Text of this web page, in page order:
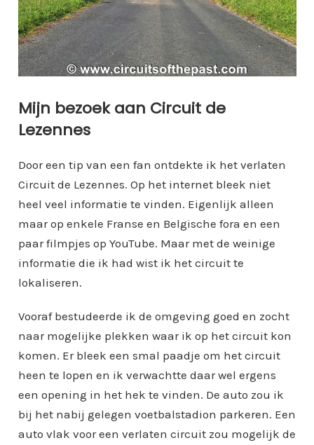
Mijn bezoek aan Circuit de
Lezennes
Door een tip van een fan ontdekte ik het verlaten
Circuit de Lezennes. Op het internet bleek niet
heel veel informatie te vinden. Eigenlijk alleen
maar op enkele Franse en Belgische fora en een
paar filmpjes op YouTube. Maar met de weinige
informatie die ik had wist ik het circuit te
lokaliseren.
Vooraf bestudeerde ik de omgeving goed en zocht
naar mogelijke plekken waar ik op het circuit kon
komen. Er bleek een smal paadje om het circuit
heen te lopen en ik verwachtte daar wel ergens
een opening in het hek te vinden. De auto zou ik
bij het nabij gelegen voetbalstadion parkeren. Een
auto vlak voor een verlaten circuit zou mogelijk de